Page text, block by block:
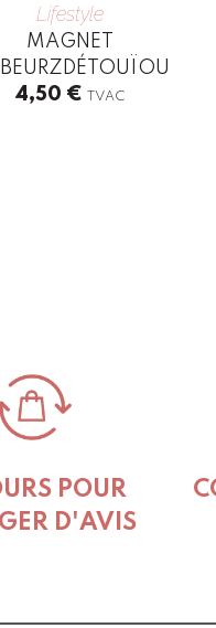
Lifestyle
MAGNET
4,50 € TVAC
POUR
D'AVIS